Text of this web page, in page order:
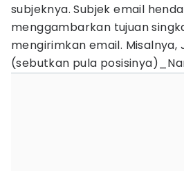
subjeknya. Subjek email
menggambarkan tujuan
mengirimkan email.
(sebutkan pula